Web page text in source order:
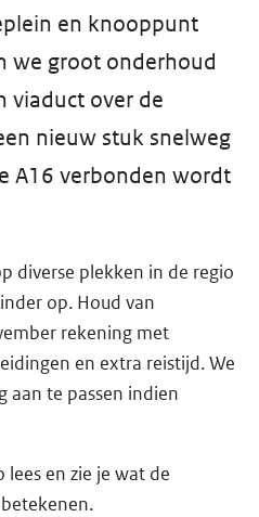
en knooppunt
we groot onderhoud
viaduct over de
nieuw stuk snelweg
A16 verbonden wordt
diverse plekken in de regio
op. Houd van
rekening met
en extra reistijd. We
aan te passen indien
en zie je wat de